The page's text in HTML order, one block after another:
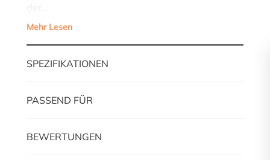
der…
Mehr Lesen
SPEZIFIKATIONEN
PASSEND FÜR
BEWERTUNGEN